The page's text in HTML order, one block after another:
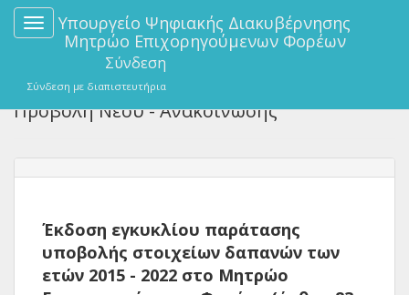
Toggle
navigation
Υπουργείο Ψηφιακής Διακυβέρνησης
Μητρώο Επιχορηγούμενων Φορέων
Σύνδεση
Σύνδεση με διαπιστευτήρια
Προβολή Νέου - Ανακοίνωσης
Έκδοση εγκυκλίου παράτασης
υποβολής στοιχείων δαπανών των
ετών 2015 - 2022 στο Μητρώο